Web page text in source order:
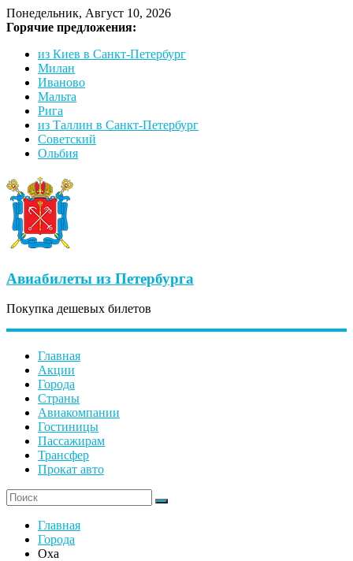
Понедельник, Август 10, 2026
Горячие предложения:
из Киев в Санкт-Петербург
Милан
Иваново
Мальта
Рига
из Таллин в Санкт-Петербург
Советский
Ольбия
Авиабилеты из Петербурга
Покупка дешевых билетов
Главная
Акции
Города
Страны
Авиакомпании
Гостиницы
Пассажирам
Трансфер
Прокат авто
Главная
Города
Оха